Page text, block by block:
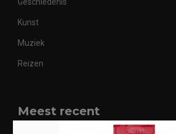
Kunst
Muziek
Reizen
Meest recent